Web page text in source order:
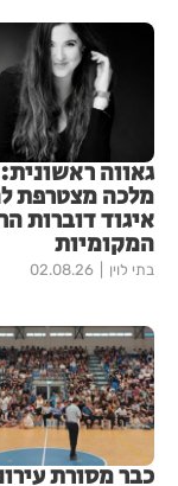
גאווה
מלכה מצטרפת
איגוד דוברות
המקומיות
בתי לוין 02.08.26
כבר מסורת